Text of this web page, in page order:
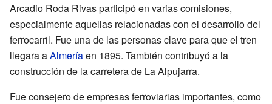
Arcadio Roda Rivas participó en varias comisiones,
especialmente aquellas relacionadas con el desarrollo del
ferrocarril. Fue una de las personas clave para que el tren
llegara aAlmeríaen 1895. También contribuyó a la
construcción de la carretera de La Alpujarra.
Fue consejero de empresas ferroviarias importantes, como